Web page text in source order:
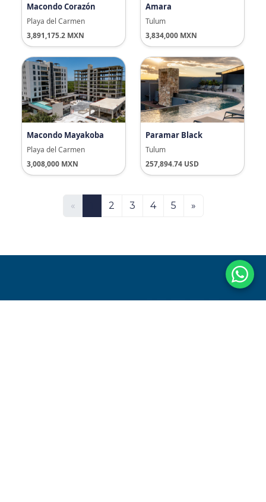
Macondo Corazón
Playa del Carmen
3,891,175.2 MXN
Amara
Tulum
3,834,000 MXN
Macondo Mayakoba
Playa del Carmen
3,008,000 MXN
Paramar Black
Tulum
257,894.74 USD
« 2 3 4 5 »